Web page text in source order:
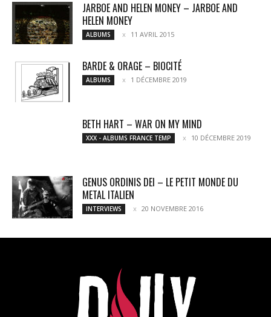
JARBOE AND HELEN MONEY – JARBOE AND
HELEN MONEY
ALBUMS 11 AVRIL 2015
BARDE & ORAGE – BIOCITÉ
ALBUMS 1 DÉCEMBRE 2019
BETH HART – WAR ON MY MIND
XXX - ALBUMS FRANCE TEMP 10 DÉCEMBRE 2019
GENUS ORDINIS DEI – LE PETIT MONDE DU
METAL ITALIEN
INTERVIEWS 20 NOVEMBRE 2016